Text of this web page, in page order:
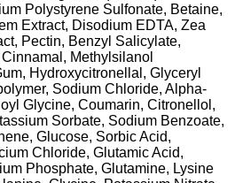
Polystyrene Sulfonate, Betaine,
Extract, Disodium EDTA, Zea
Pectin, Benzyl Salicylate,
Methylsilanol
Hydroxycitronellal, Glyceryl
Sodium Chloride, Alpha-
Glycine, Coumarin, Citronellol,
Sorbate, Sodium Benzoate,
Glucose, Sorbic Acid,
Chloride, Glutamic Acid,
Phosphate, Glutamine, Lysine